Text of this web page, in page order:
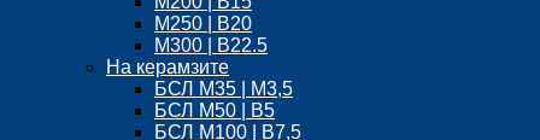
М250 | В20
М300 | B22.5
На керамзите
БСЛ M35 | М3,5
БСЛ M50 | B5
БСЛ M100 | B7,5